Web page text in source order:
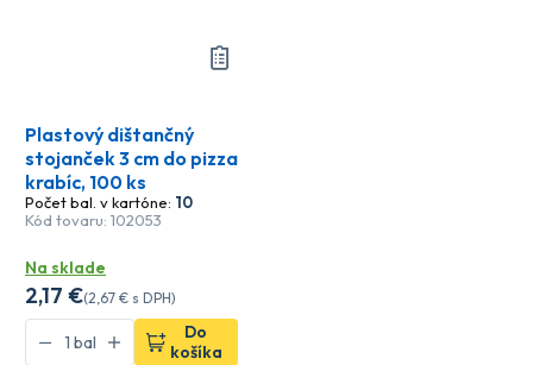
Plastový dištančný
stojanček 3 cm do pizza
krabíc, 100 ks
Počet bal. v kartóne: 10
Kód tovaru: 102053
Na sklade
2,17 €(2,67 € s DPH)
Do
košíka